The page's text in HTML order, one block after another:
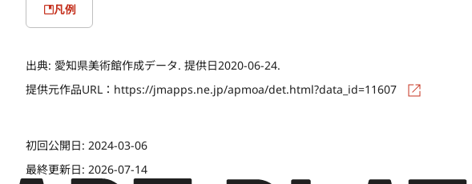
凡例
出典: 愛知県美術館作成データ. 提供日2020-06-24.
提供元作品URL： https://jmapps.ne.jp/apmoa/det.html?data_id=11607
初回公開日: 2024-03-06
最終更新日: 2026-07-14